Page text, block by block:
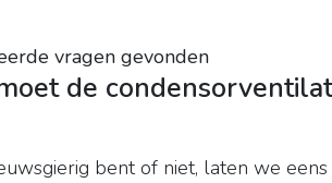
vragen gevonden
de
bent of niet, laten we